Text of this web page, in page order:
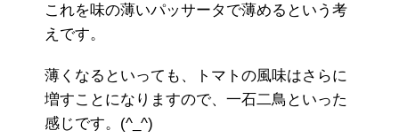
これを味の薄いパッサータで薄めるという考
えです。
薄くなるといっても、トマトの風味はさらに
増すことになりますので、一石二鳥といった
感じです。(^_^)